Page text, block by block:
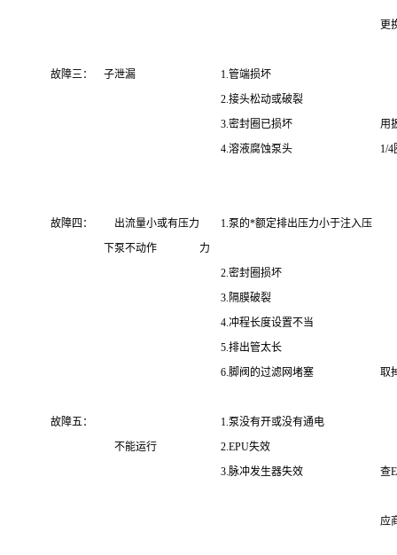
更
故障三： 子泄漏
1.管端损坏
2.接头松动或破裂
3.密封圈已损坏
4.溶液腐蚀泵头
用
1/
故障四：
出流量小或有压力
下泵不动作
1.泵的*额定排出压力小于注入压
力
2.密封圈损坏
3.隔膜破裂
4.冲程长度设置不当
5.排出管太长
6.脚阀的过滤网堵塞
取
故障五：
不能运行
1.泵没有开或没有通电
2.EPU失效
3.脉冲发生器失效
查
应